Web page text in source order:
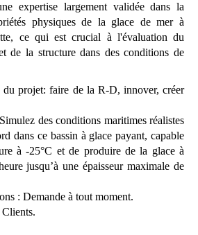
expertise largement validée dans la
physiques de la glace de mer à
ce qui est crucial à l'évaluation du
de la structure dans des conditions de
projet: faire de la R-D, innover, créer
des conditions maritimes réalistes
dans ce bassin à glace payant, capable
à -25°C et de produire de la glace à
jusqu’à une épaisseur maximale de
: Demande à tout moment.